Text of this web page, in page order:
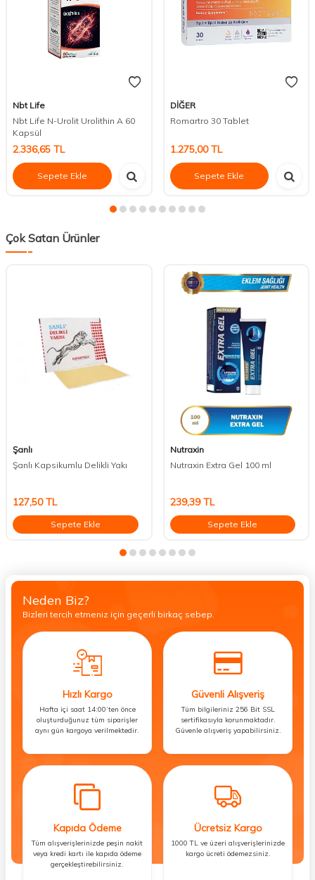
Nbt Life
Nbt Life N-Urolit Urolithin A 60
Kapsül
2.336,65 TL
Sepete Ekle
DİĞER
Romartro 30 Tablet
1.275,00TL
Sepete Ekle
Çok Satan Ürünler
Şanlı
Şanlı Kapsikumlu Delikli Yakı
127,50TL
Sepete Ekle
Nutraxin
Nutraxin Extra Gel 100 ml
239,39TL
Sepete Ekle
Neden Biz?
Bizleri tercih etmeniz için geçerli birkaç sebep.
Hızlı Kargo
Hafta içi saat 14:00’ten önce
oluşturduğunuz tüm siparişler
aynı gün kargoya verilmektedir.
Güvenli Alışveriş
Tüm bilgileriniz 256 Bit SSL
sertifikasıyla korunmaktadır.
Güvenle alışveriş yapabilirsiniz.
Kapıda Ödeme
Tüm alışverişlerinizde peşin nakit
veya kredi kartı ile kapıda ödeme
gerçekleştirebilirsiniz.
Ücretsiz Kargo
1000 TL ve üzeri alışverişlerinizde
kargo ücreti ödemezsiniz.